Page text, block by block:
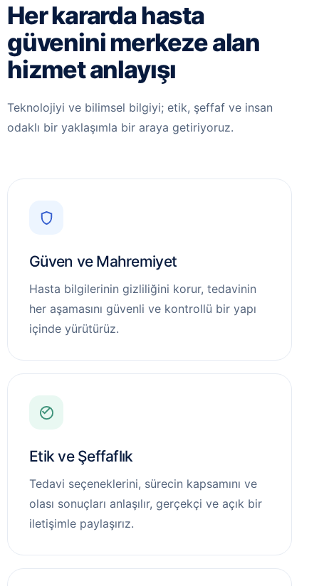
Her kararda hasta
güvenini merkeze alan
hizmet anlayışı
Teknolojiyi ve bilimsel bilgiyi; etik, şeffaf ve insan
odaklı bir yaklaşımla bir araya getiriyoruz.
Güven ve Mahremiyet
Hasta bilgilerinin gizliliğini korur, tedavinin
her aşamasını güvenli ve kontrollü bir yapı
içinde yürütürüz.
Etik ve Şeffaflık
Tedavi seçeneklerini, sürecin kapsamını ve
olası sonuçları anlaşılır, gerçekçi ve açık bir
iletişimle paylaşırız.